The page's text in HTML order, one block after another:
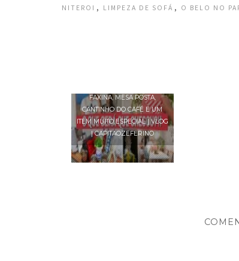
NITEROI , LIMPEZA DE SOFÁ , O BELO NO
FAXINA, MESA POSTA,
CANTINHO DO CAFÉ E UM
ITEM MUITO ESPECIAL | VLOG
| CAPITAOZEFERINO